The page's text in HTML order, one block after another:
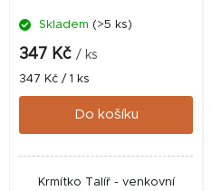
Skladem (>5 ks)
347 Kč / ks
Měrná
cena:
347 Kč / 1 ks
Do košíku
Krmítko Talíř - venkovní